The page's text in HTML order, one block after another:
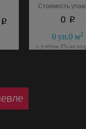
p
Стоимость
0 p
0уп.0м2
с учётом 5% на